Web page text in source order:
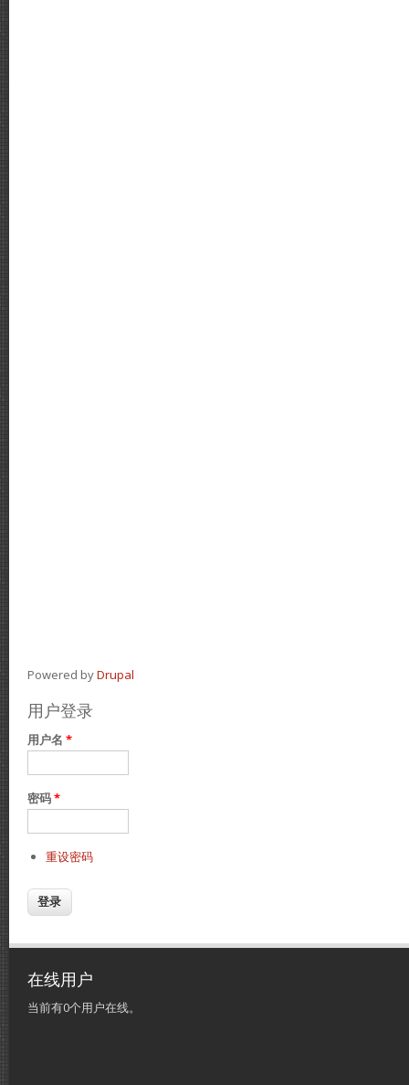
Powered byDrupal
用户登录
用户名 *
密码*
重设密码
在线用户
当前有0个用户在线。